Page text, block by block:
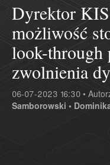
Dyrektor
możliwość
look-through
zwolnienia
06-07-2023 16:30 •
Samborowski •